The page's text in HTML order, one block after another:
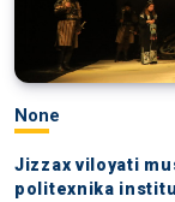
None
Jizzax viloyati
politexnika